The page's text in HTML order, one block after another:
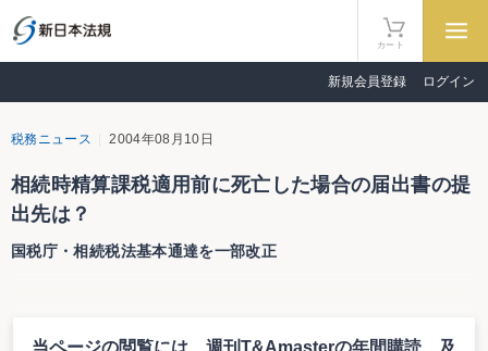
カート
新規会員登録 ログイン
税務ニュース 2004年08月10日
相続時精算課税適用前に死亡した場合の届出書の提
出先は？
国税庁・相続税法基本通達を一部改正
け）。相続税法施行規則の一部を改正する省令(平成16年財務省令第28号)等の
当ページの閲覧には、週刊T&Amasterの年間購読、 及